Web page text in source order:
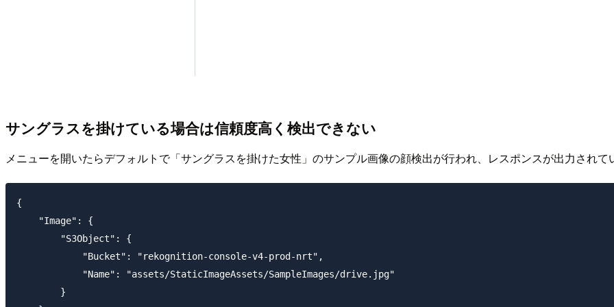
サングラスを掛けている場合は信頼度高く検出できない
メニューを開いたらデフォルトで「サングラスを掛けた女性」のサンプル画像の顔検出が行われ、レスポンスが出力されて
{
    "Image": {
        "S3Object": {
            "Bucket": "rekognition-console-v4-prod-nrt",
            "Name": "assets/StaticImageAssets/SampleImages/drive.jpg"
        }